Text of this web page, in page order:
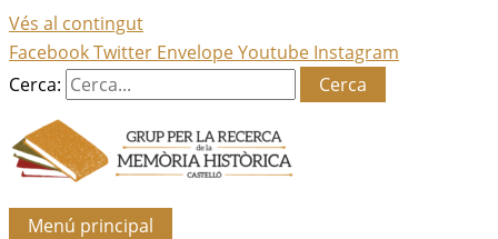
Vés al contingut
FacebookTwitter EnvelopeYoutube Instagram
Cerca:
Menú principal